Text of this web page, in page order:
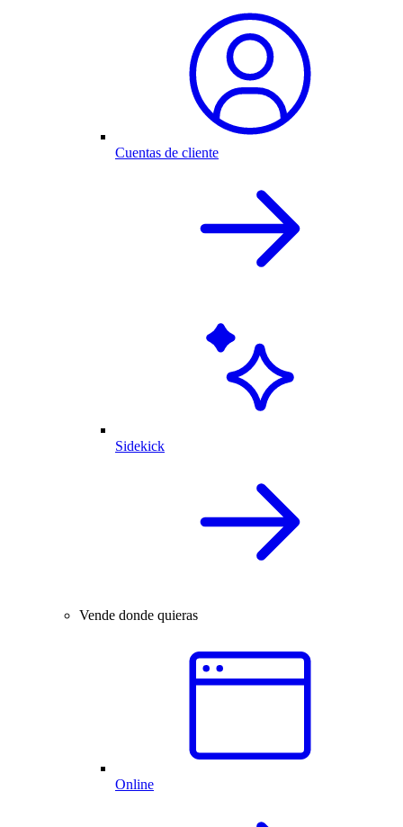
Cuentas de cliente
Sidekick
Vende donde quieras
Online